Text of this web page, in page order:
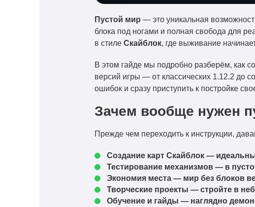
Пустой мир — это уникальная
блока под ногами и полная свобода для
в стиле Скайблок, где выживание
В этом гайде мы подробно разберём, как
версий игры — от классических 1.12.2 до
ошибок и сразу приступить к постройке
Зачем вообще нужен
Прежде чем переходить к инструкции,
Создание карт Скайблок —
Тестирование механизмов — в
Экономия места — мир без блоков
Творческие проекты — стройте в
Обучение и гайды — наглядно